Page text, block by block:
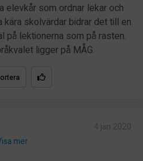
elevkår som ordnar lekar och
skolvärdar bidrar det till en
på lektionerna som på rasten.
ligger på MÅG.
mer